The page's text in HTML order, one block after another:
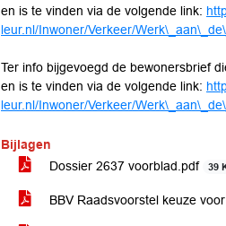
en is te vinden via de volgende link:
leur.nl/Inwoner/Verkeer/
Ter info bijgevoegd de bewonersbrief
en is te vinden via de volgende link:
leur.nl/Inwoner/Verkeer/
Bijlagen
Dossier 2637 voorblad.pdf
39
BBV Raadsvoorstel keuze